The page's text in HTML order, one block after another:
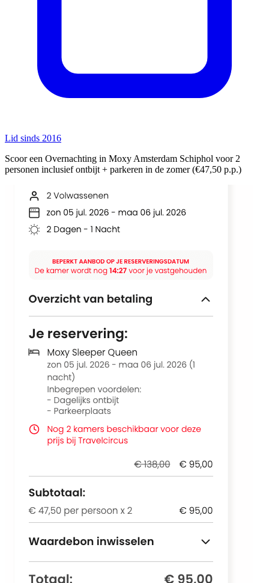
Lid sinds 2016
Scoor een Overnachting in Moxy Amsterdam Schiphol voor 2
personen inclusief ontbijt + parkeren in de zomer (€47,50 p.p.)